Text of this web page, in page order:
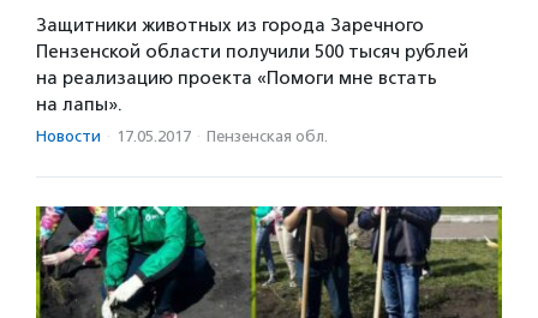
Защитники животных из города Заречного
Пензенской области получили 500 тысяч рублей
на реализацию проекта «Помоги мне встать
на лапы».
Новости · 17.05.2017 · Пензенская обл.